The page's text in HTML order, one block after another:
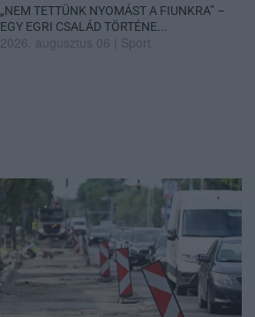
„NEM TETTÜNK NYOMÁST A FIUNKRA” –
EGY EGRI CSALÁD TÖRTÉNE...
2026. augusztus 06 Sport